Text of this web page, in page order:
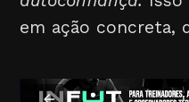
em ação concreta,